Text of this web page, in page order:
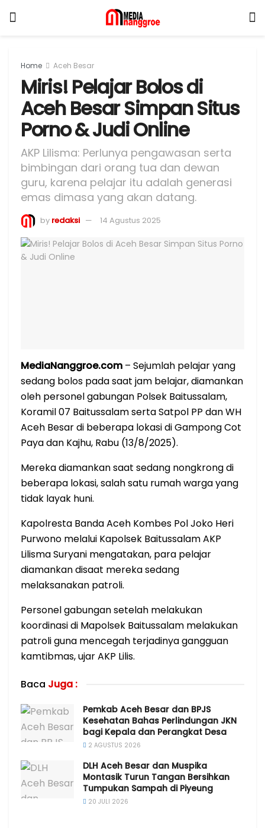
Home Aceh Besar
Miris! Pelajar Bolos di
Aceh Besar Simpan Situs
Porno & Judi Online
AKP Lilisma: Perlunya pengawasan serta
bimbingan dari orang tua dan dewan
guru, karena pelajar itu adalah generasi
emas dimasa yang akan datang.
by redaksi 14 Agustus 2025
MediaNanggroe.com – Sejumlah pelajar yang
sedang bolos pada saat jam belajar, diamankan
oleh personel gabungan Polsek Baitussalam,
Koramil 07 Baitussalam serta Satpol PP dan WH
Aceh Besar di beberapa lokasi di Gampong Cot
Paya dan Kajhu, Rabu (13/8/2025).
Mereka diamankan saat sedang nongkrong di
beberapa lokasi, salah satu rumah warga yang
tidak layak huni.
Kapolresta Banda Aceh Kombes Pol Joko Heri
Purwono melalui Kapolsek Baitussalam AKP
Lilisma Suryani mengatakan, para pelajar
diamankan disaat mereka sedang
melaksanakan patroli.
Personel gabungan setelah melakukan
koordinasi di Mapolsek Baitussalam melakukan
patroli guna mencegah terjadinya gangguan
kamtibmas, ujar AKP Lilis.
Baca Juga :
Pemkab Aceh Besar dan BPJS
Kesehatan Bahas Perlindungan JKN
bagi Kepala dan Perangkat Desa
2 AGUSTUS 2026
DLH Aceh Besar dan Muspika
Montasik Turun Tangan Bersihkan
Tumpukan Sampah di Piyeung
20 JULI 2026